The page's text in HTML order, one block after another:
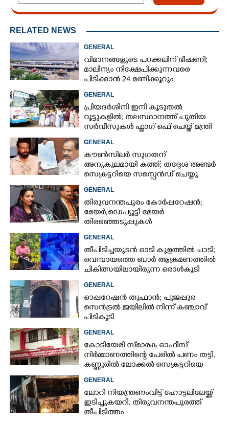
RELATED NEWS
GENERAL
വിമാനങ്ങളുടെ പറക്കലിന് ഭീഷണി;​
മാലിന്യം നിക്ഷേപിക്കുന്നവരെ
പിടിക്കാൻ 24 മണിക്കൂറും
GENERAL
പ്രിയദർശിനി ഇനി കൂടുതൽ
റൂട്ടുകളിൽ; തലസ്ഥാനത്ത് പുതിയ
സർവീസുകൾ ഫ്ലാഗ് ഒഫ് ചെയ്ത് മന്ത്രി
GENERAL
കൗൺസിലർ സുഗതന്
അനുകൂലമായി കത്ത്; തദ്ദേശ അണ്ടർ
സെക്രട്ടറിയെ സസ്പെൻഡ് ചെയ്തു
GENERAL
തിരുവനന്തപുരം കോർപ്പറേഷൻ;
മേയർ, ഡെപ്യൂട്ടി മേയർ
തിരഞ്ഞെടുപ്പുകൾ
GENERAL
തീപിടിച്ചയുടൻ ഓടി കുളത്തിൽ ചാടി;
വെമ്പായത്തെ ബാർ ആക്രമണത്തിൽ
ചികിത്സയിലായിരുന്ന ഒരാൾകൂടി
GENERAL
ഓപ്പറേഷൻ തൂഫാൻ; പൂജപ്പുര
സെൻട്രൽ ജയിലിൽ നിന്ന് കഞ്ചാവ്
പിടികൂടി
GENERAL
കോടിയേരി സ്‌മാരക ഓഫീസ്
നിർമ്മാണത്തിന്റെ പേരിൽ പണം തട്ടി,
കണ്ണൂരിൽ ലോക്കൽ സെക്രട്ടറിയെ
GENERAL
ലോറി നിയന്ത്രണംവിട്ട് ഹോട്ടലിലേയ്ക്ക്
ഇടിച്ചുകയറി, തിരുവനന്തപുരത്ത്
തീപിടിത്തം